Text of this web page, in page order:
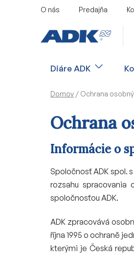
O nás Predajňa
Diáre ADK
Domov / Ochrana
Ochrana
Informácie o
Spoločnosť ADK spol.
rozsahu spracovania
spoločnosťou ADK.
ADK zpracovává
října 1995 o ochraně
kterými je Česká